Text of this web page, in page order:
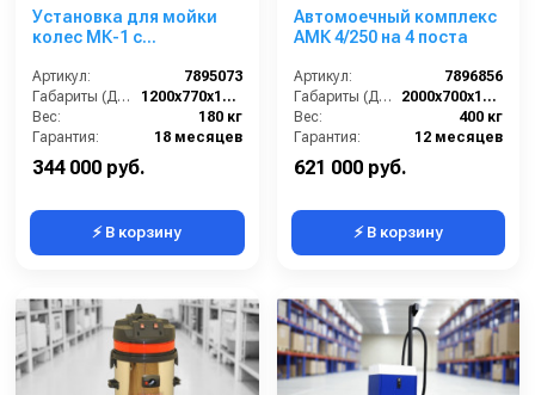
Установка для мойки
колес МК-1 с
подвижными
распылителями
Артикул:
7895073
Габариты (ДхШхВ):
1200х770х1440
Вес:
180 кг
Гарантия:
18 месяцев
344 000 руб.
⚡ В корзину
Автомоечный комплекс
АМК 4/250 на 4 поста
Артикул:
7896856
Габариты (ДхШхВ):
2000х700х1500
Вес:
400 кг
Гарантия:
12 месяцев
621 000 руб.
⚡ В корзину